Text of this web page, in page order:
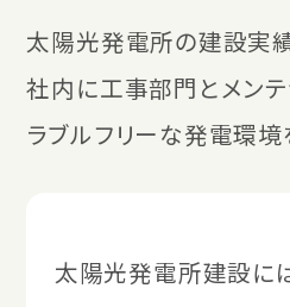
太陽光発電所の建設実
社内に工事部門とメンテ
ラブルフリーな発電環境
太陽光発電所建設に